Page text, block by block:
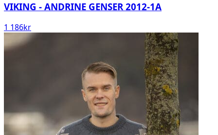
VIKING - ANDRINE GENSER 2012-1A
1 186kr